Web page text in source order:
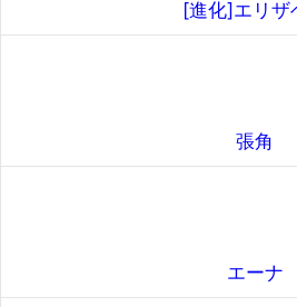
[進化]エリザ
張角
エーナ